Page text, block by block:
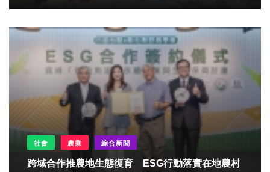
社會 農業 綜合新聞
跨域合作推農地生態復育 ESG行動落實在地農村